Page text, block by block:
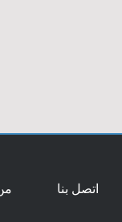
اتصل بنا